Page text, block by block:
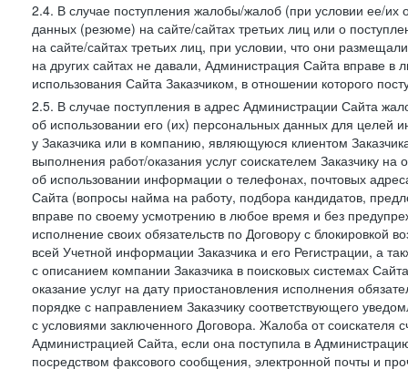
2.4. В случае поступления жалобы/жалоб (при условии ее/их
данных (резюме) на сайте/сайтах третьих лиц или о
на сайте/сайтах третьих лиц, при условии, что они
на других сайтах не давали, Администрация Сайта вправе в
использования Сайта Заказчиком, в отношении которого
2.5. В случае поступления в адрес Администрации Сайта
об использовании его (их) персональных данных для целей
у Заказчика или в компанию, являющуюся клиентом
выполнения работ/оказания услуг соискателем Заказчику
об использовании информации о телефонах, почтовых
Сайта (вопросы найма на работу, подбора кандидатов,
вправе по своему усмотрению в любое время и без
исполнение своих обязательств по Договору с блокировкой
всей Учетной информации Заказчика и его Регистрации, а
с описанием компании Заказчика в поисковых системах
оказание услуг на дату приостановления исполнения
порядке с направлением Заказчику соответствующего
с условиями заключенного Договора. Жалоба от
Администрацией Сайта, если она поступила в
посредством факсового сообщения, электронной почты и